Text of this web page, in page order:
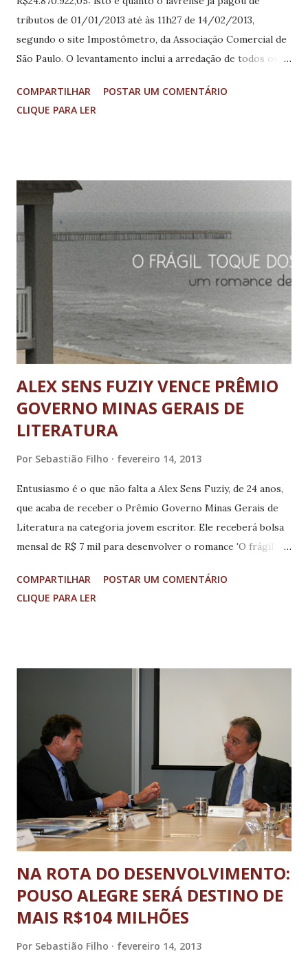
tributos de 01/01/2013 até às 11h27 de 14/02/2013,
segundo o site Impostômetro, da Associação Comercial de
São Paulo. O levantamento inclui a arredação de todos os
site, com esta quantia o lavrense poderia adquirir mais de
22.611 geladeiras simples. Também seria possível comprar
Brasil por 10 meses ou pagar mais de 39.988 salários
mínimos Segundo a projeção do Impostômetro, os
lavrenses pagarão de 01/01/2013 a 31/12/2013 em tributos
a quantia de R$195.695.285,26. Com esta quantia seria
possível contratar mais de 14.670 professores do ensino
fundamental por ano. Lavras - MG janeiro/2013 D...
COMPARTILHAR
POSTAR UM COMENTÁRIO
CLIQUE PARA LER
ALEX SENS FUZIY VENCE PRÊMIO
GOVERNO MINAS GERAIS DE
LITERATURA
Por Sebastião Filho fevereiro 14, 2013
Entusiasmo é o que não falta a Alex Sens Fuziy, de 24 anos,
que acaba de receber o Prêmio Governo Minas Gerais de
Literatura na categoria jovem escritor. Ele receberá bolsa
mensal de R$ 7 mil para desenvolver o romance 'O frágil
contos, com o livro 'Não adianta morrer'; o paranaense
Otto Leopoldo Winck ganhou o prêmio de poesia, com
ele, o prêmio representa atravessar um imenso portão de
luz. “O que se desdobra e avança por detrás dele só o
tempo e as páginas do livro dirão”, afirma. Revisor, tradutor
e autor de dois volumes de contos já publicados,
'Exdrúxulas' e 'Trincada', o catarinense participou de sete
coletâneas. Também colabora com sites e com as revistas
'Germina', 'Cronópios' e 'Rele...
COMPARTILHAR
POSTAR UM COMENTÁRIO
CLIQUE PARA LER
NA ROTA DO DESENVOLVIMENTO:
POUSO ALEGRE SERÁ DESTINO DE
MAIS R$104 MILHÕES
Por Sebastião Filho fevereiro 14, 2013